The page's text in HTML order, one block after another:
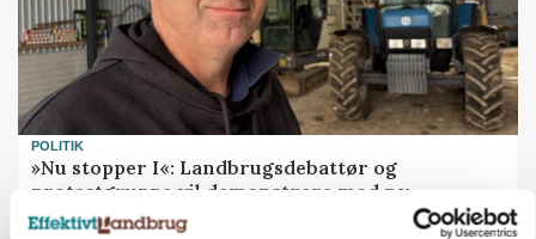
POLITIK
»Nu stopper I«: Landbrugsdebattør og
protestgruppe vil demonstrere mod ny
gødskningslov